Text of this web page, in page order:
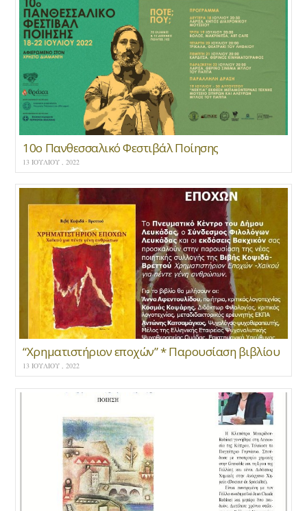
10ο Πανθεσσαλικό Φεστιβάλ Ποίησης
13 ΙΟΥΛΊΟΥ , 2022
“Χρηματιστήριον εποχών” * Παρουσίαση βιβλίου
13 ΙΟΥΛΊΟΥ , 2022